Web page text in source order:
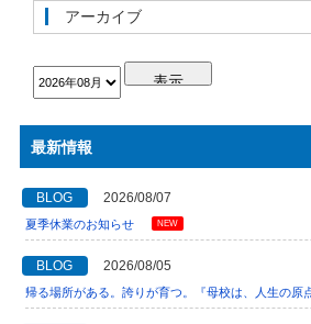
アーカイブ
最新情報
BLOG 2026/08/07
夏季休業のお知らせ NEW
BLOG 2026/08/05
帰る場所がある。誇りが育つ。『母校は、人生の原点